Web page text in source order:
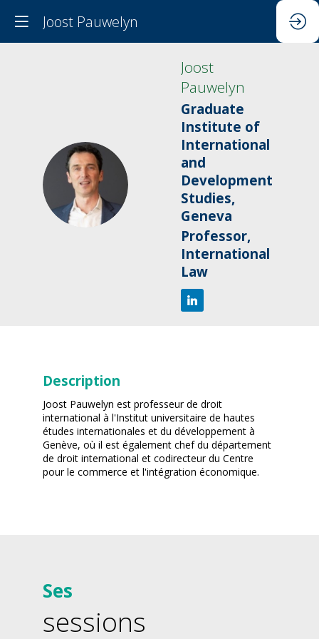
Joost Pauwelyn
JP
Joost
Pauwelyn
Graduate
Institute of
International
and
Development
Studies,
Geneva
Professor,
International
Law
Description
Joost Pauwelyn est professeur de droit
international à l'Institut universitaire de hautes
études internationales et du développement à
Genève, où il est également chef du département
de droit international et codirecteur du Centre
pour le commerce et l'intégration économique.
Ses
sessions